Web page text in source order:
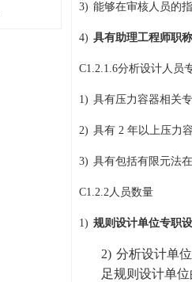
3) 能够在审核人员的
4) 具有助理工程师职
C1.2.1.6分析设计人员
1) 具有压力容器相关
2) 具有 2 年以上压力
3) 具有包括有限元法
C1.2.2人员数量
1) 规则设计单位专职
2) 分析设计单
足规则设计单